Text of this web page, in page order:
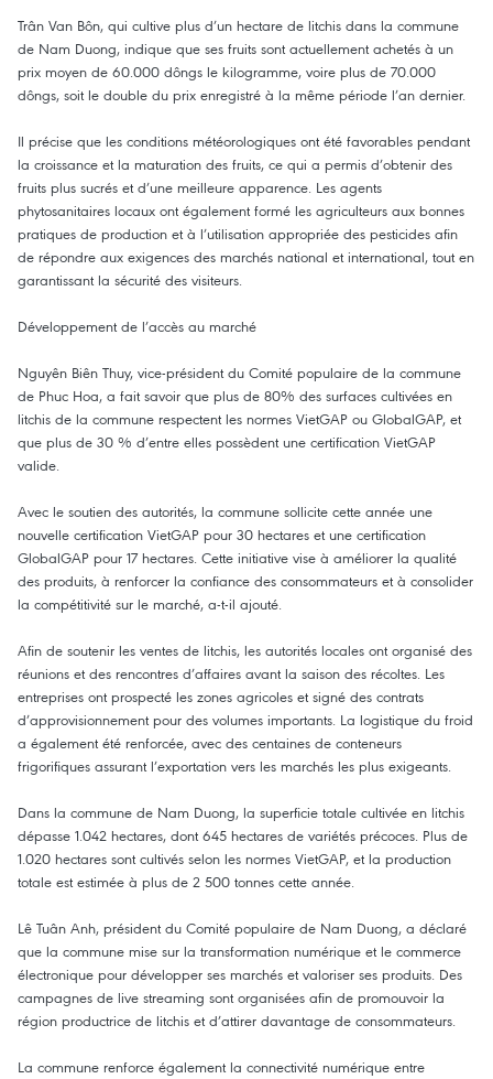
Trân Van Bôn, qui cultive plus d’un hectare de litchis dans la commune
de Nam Duong, indique que ses fruits sont actuellement achetés à un
prix moyen de 60.000 dôngs le kilogramme, voire plus de 70.000
dôngs, soit le double du prix enregistré à la même période l’an dernier.
Il précise que les conditions météorologiques ont été favorables pendant
la croissance et la maturation des fruits, ce qui a permis d’obtenir des
fruits plus sucrés et d’une meilleure apparence. Les agents
phytosanitaires locaux ont également formé les agriculteurs aux bonnes
pratiques de production et à l’utilisation appropriée des pesticides afin
de répondre aux exigences des marchés national et international, tout en
garantissant la sécurité des visiteurs.
Développement de l’accès au marché
Nguyên Biên Thuy, vice-président du Comité populaire de la commune
de Phuc Hoa, a fait savoir que plus de 80% des surfaces cultivées en
litchis de la commune respectent les normes VietGAP ou GlobalGAP, et
que plus de 30 % d’entre elles possèdent une certification VietGAP
valide.
Avec le soutien des autorités, la commune sollicite cette année une
nouvelle certification VietGAP pour 30 hectares et une certification
GlobalGAP pour 17 hectares. Cette initiative vise à améliorer la qualité
des produits, à renforcer la confiance des consommateurs et à consolider
la compétitivité sur le marché, a-t-il ajouté.
Afin de soutenir les ventes de litchis, les autorités locales ont organisé des
réunions et des rencontres d’affaires avant la saison des récoltes. Les
entreprises ont prospecté les zones agricoles et signé des contrats
d’approvisionnement pour des volumes importants. La logistique du froid
a également été renforcée, avec des centaines de conteneurs
frigorifiques assurant l’exportation vers les marchés les plus exigeants.
Dans la commune de Nam Duong, la superficie totale cultivée en litchis
dépasse 1.042 hectares, dont 645 hectares de variétés précoces. Plus de
1.020 hectares sont cultivés selon les normes VietGAP, et la production
totale est estimée à plus de 2 500 tonnes cette année.
Lê Tuân Anh, président du Comité populaire de Nam Duong, a déclaré
que la commune mise sur la transformation numérique et le commerce
électronique pour développer ses marchés et valoriser ses produits. Des
campagnes de live streaming sont organisées afin de promouvoir la
région productrice de litchis et d’attirer davantage de consommateurs.
La commune renforce également la connectivité numérique entre